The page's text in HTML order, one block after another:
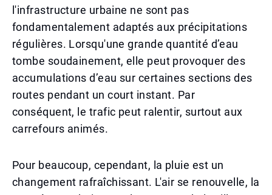
l'infrastructure urbaine ne sont pas
fondamentalement adaptés aux précipitations
régulières. Lorsqu'une grande quantité d’eau
tombe soudainement, elle peut provoquer des
accumulations d’eau sur certaines sections des
routes pendant un court instant. Par
conséquent, le trafic peut ralentir, surtout aux
carrefours animés.
Pour beaucoup, cependant, la pluie est un
changement rafraîchissant. L'air se renouvelle, la